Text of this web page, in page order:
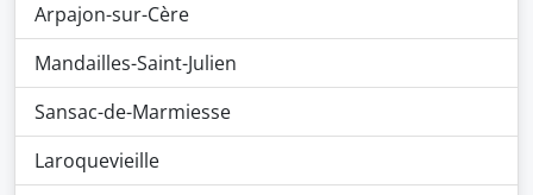
Arpajon-sur-Cère
Mandailles-Saint-Julien
Sansac-de-Marmiesse
Laroquevieille